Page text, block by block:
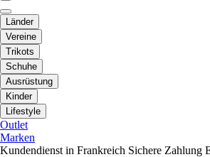
Länder
Vereine
Trikots
Schuhe
Ausrüstung
Kinder
Lifestyle
Outlet
Marken
Kundendienst in Frankreich Sichere Zahlung